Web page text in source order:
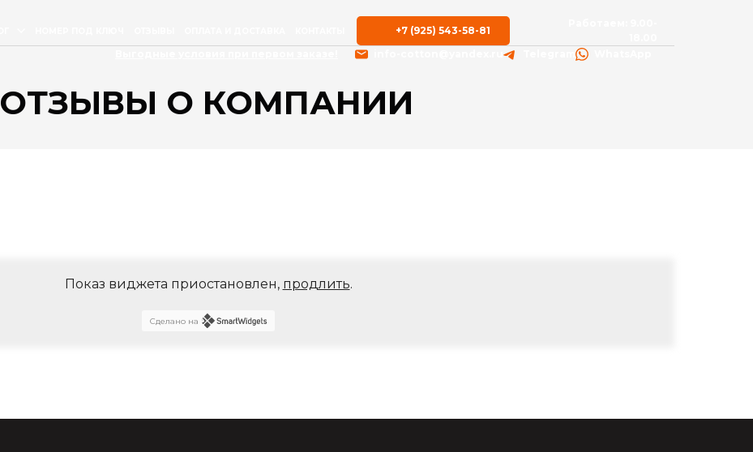
+7 (925) 543-58-81
info-cotton@yandex.ru
ОТЗЫВЫ О КОМПАНИИ
Показ виджета приостановлен, продлить.
Сделано на